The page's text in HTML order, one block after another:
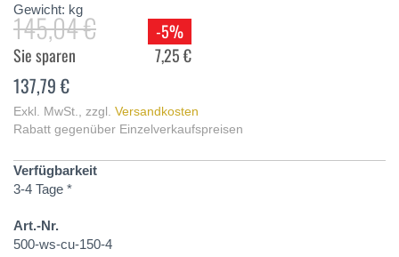
Gewicht: kg
145,04 €
-5%
Sie sparen
7,25 €
137,79 €
Exkl. MwSt. zzgl. Versandkosten
Rabatt gegenüber Einzelverkaufspreisen
Verfügbarkeit
3-4 Tage *
Art.-Nr.
500-ws-cu-150-4